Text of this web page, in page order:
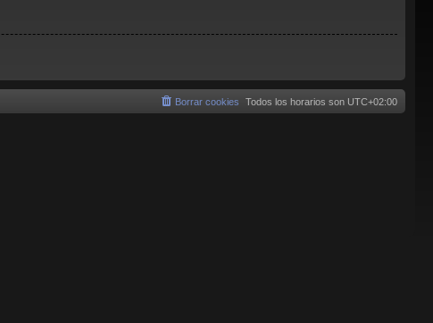
Todos los horarios son UTC+02:00
Borrar cookies